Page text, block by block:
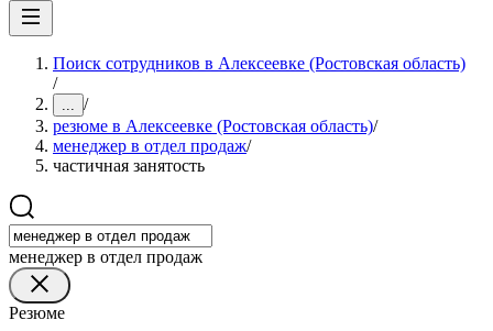
Поиск сотрудников в Алексеевке (Ростовская область)
/
... /
резюме в Алексеевке (Ростовская область)/
менеджер в отдел продаж/
частичная занятость
менеджер в отдел продаж
Резюме